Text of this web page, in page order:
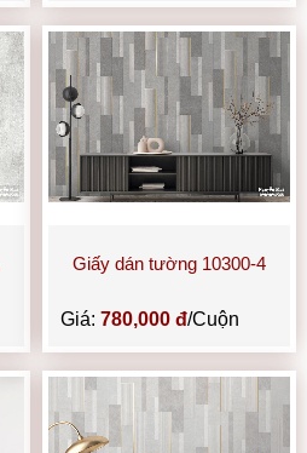
Giấy dán tường 10300-4
Giá: 780,000 đ/Cuộn